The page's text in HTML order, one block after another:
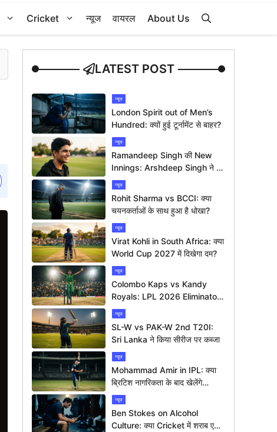
Cricket न्यूज वायरल About Us
LATEST POST
न्यूज
London Spirit out of Men’s
Hundred: क्यों हुई टूर्नामेंट से बाहर?
न्यूज
Ramandeep Singh की New
Innings: Arshdeep Singh ने दी
ख़ास बधाई
न्यूज
Rohit Sharma vs BCCI: क्या
चयनकर्ताओं के साथ हुआ है धोखा?
न्यूज
Virat Kohli in South Africa: क्या
World Cup 2027 में दिखेगा दम?
न्यूज
Colombo Kaps vs Kandy
Royals: LPL 2026 Eliminator
में कौन मारेगा बाज़ी?
न्यूज
SL-W vs PAK-W 2nd T20I:
Sri Lanka ने किया सीरीज पर कब्जा
न्यूज
Mohammad Amir in IPL: क्या
ब्रिटिश नागरिकता के बाद खेलेंगे
आईपीएल?
न्यूज
Ben Stokes on Alcohol
Culture: क्या Cricket में शराब एक